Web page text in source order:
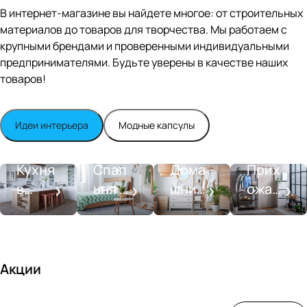
n
Whit
e
satin
В интернет-магазине вы найдете многое: от строительных
материалов до товаров для творчества. Мы работаем с
крупными брендами и проверенными индивидуальными
предпринимателями. Будьте уверены в качестве наших
товаров!
Идеи интерьера Модные капсулы
Кухня
в
стиле
Спал
ьня в
совре
Дома
шний
SPA-
Прих
ожая
со
Акции